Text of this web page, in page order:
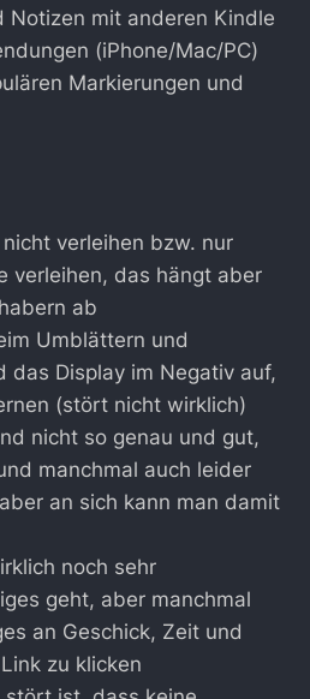
Notizen mit anderen Kindle
(iPhone/Mac/PC)
Markierungen und
verleihen bzw. nur
verleihen, das hängt aber
ab
Umblättern und
das Display im Negativ auf,
(stört nicht wirklich)
nicht so genau und gut,
manchmal auch leider
an sich kann man damit
noch sehr
geht, aber manchmal
an Geschick, Zeit und
zu klicken